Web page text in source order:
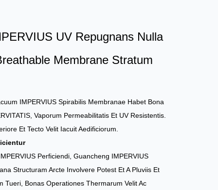
UV Repugnans Nulla
Membrane Stratum
IMPERVIUS Spirabilis Membranae Habet Bona
Vaporum Permeabilitatis Et UV Resistentis.
Et Tecto Velit Iacuit Aedificiorum.
Perficiendi, Guancheng IMPERVIUS
Structuram Arcte Involvere Potest Et A Pluviis Et
Tueri, Bonas Operationes Thermarum Velit Ac